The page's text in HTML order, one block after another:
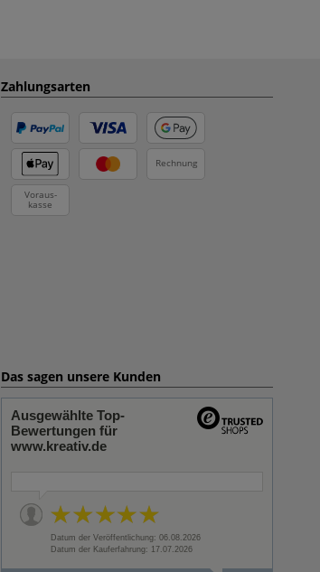
Zahlungsarten
Rechnung
Voraus-
kasse
Das sagen unsere Kunden
Ausgewählte Top-
Bewertungen für
www.kreativ.de
Datum der Veröffentlichung: 06.08.2026
Datum der Kauferfahrung: 17.07.2026